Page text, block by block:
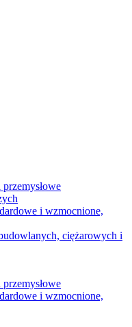
i wzmocnione,
ciężarowych i
i wzmocnione,